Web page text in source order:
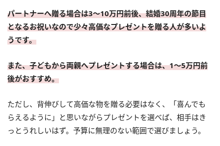
パートナーへ贈る場合は3〜10万円前後、結婚30周年の節目
となるお祝いなので少々高価なプレゼントを贈る人が多いよ
うです。
また、子どもから両親へプレゼントする場合は、1〜5万円前
後がおすすめ。
ただし、背伸びして高価な物を贈る必要はなく、「喜んでも
らえるように」と思いながらプレゼントを選べば、相手はき
っとうれしいはず。予算に無理のない範囲で選びましょう。